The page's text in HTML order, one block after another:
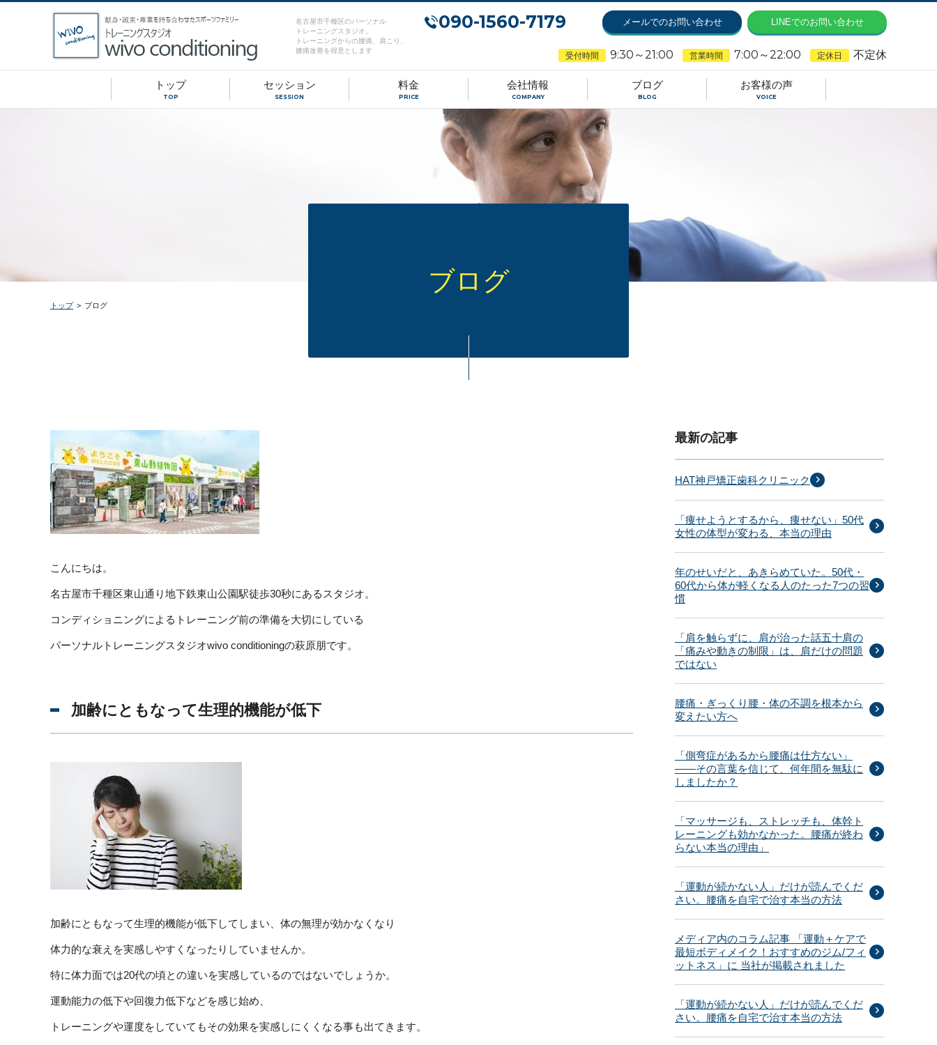
名古屋市千種区のパーソナル
トレーニングスタジオ。
トレーニングからの腰痛、肩こり、
膝痛改善を得意とします
090-1560-7179 メールでのお問い合わせ LINEでのお問い合わせ
受付時間 9:30～21:00 営業時間 7:00～22:00 定休日 不定休
トップ
TOP
セッション
SESSION
料金
PRICE
会社情報
COMPANY
ブログ
BLOG
お客様の声
VOICE
ブログ
トップ > ブログ
こんにちは。
名古屋市千種区東山通り地下鉄東山公園駅徒歩30秒にあるスタジオ。
コンディショニングによるトレーニング前の準備を大切にしている
パーソナルトレーニングスタジオwivo conditioningの萩原朋です。
加齢にともなって生理的機能が低下
加齢にともなって生理的機能が低下してしまい、体の無理が効かなくなり
体力的な衰えを実感しやすくなったりしていませんか。
特に体力面では20代の頃との違いを実感しているのではないでしょうか。
運動能力の低下や回復力低下などを感じ始め、
トレーニングや運度をしていてもその効果を実感しにくくなる事も出てきます。
最新の記事
HAT神戸矯正歯科クリニック
「痩せようとするから、痩せない」50代
女性の体型が変わる、本当の理由
年のせいだと、あきらめていた。50代・
60代から体が軽くなる人のたった7つの習
慣
「肩を触らずに、肩が治った話五十肩の
「痛みや動きの制限」は、肩だけの問題
ではない
腰痛・ぎっくり腰・体の不調を根本から
変えたい方へ
「側弯症があるから腰痛は仕方ない」
——その言葉を信じて、何年間を無駄に
しましたか？
「マッサージも、ストレッチも、体幹ト
レーニングも効かなかった。腰痛が終わ
らない本当の理由」
「運動が続かない人」だけが読んでくだ
さい。腰痛を自宅で治す本当の方法
メディア内のコラム記事 「運動＋ケアで
最短ボディメイク！おすすめのジム/フィ
ットネス」に 当社が掲載されました
「運動が続かない人」だけが読んでくだ
さい。腰痛を自宅で治す本当の方法